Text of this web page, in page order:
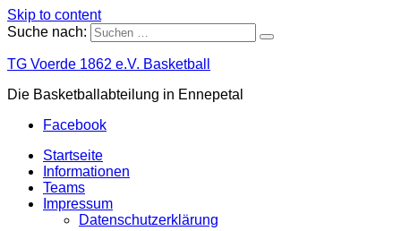
Skip to content
Suche nach:
TG Voerde 1862 e.V. Basketball
Die Basketballabteilung in Ennepetal
Facebook
Startseite
Informationen
Teams
Impressum
Datenschutzerklärung